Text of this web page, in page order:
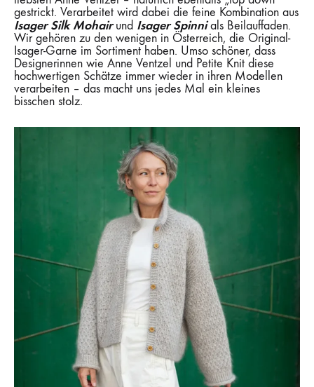
gestrickt. Verarbeitet wird dabei die feine Kombination aus
Isager Silk Mohairund Isager Spinnials Beilauffaden.
Wir gehören zu den wenigen in Österreich, die Original-
Isager-Garne im Sortiment haben. Umso schöner, dass
Designerinnen wie Anne Ventzel und Petite Knit diese
hochwertigen Schätze immer wieder in ihren Modellen
verarbeiten – das macht uns jedes Mal ein kleines
bisschen stolz.